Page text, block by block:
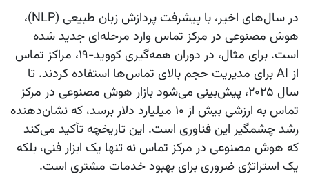
در سال‌های اخیر، با پیشرفت پردازش زبان طبیعی (NLP)،
هوش مصنوعی در مرکز تماس وارد مرحله‌ای جدید شده
است. برای مثال، در دوران همه‌گیری کووید-19، مراکز تماس
از AI برای مدیریت حجم بالای تماس‌ها استفاده کردند. تا
سال 2025، پیش‌بینی می‌شود بازار
هوش مصنوعی در مرکز
تماس
به ارزشی بیش از 10 میلیارد دلار برسد، که نشان‌دهنده
رشد چشمگیر این فناوری است. این تاریخچه تأکید می‌کند
که هوش مصنوعی در مرکز تماس نه تنها یک ابزار فنی، بلکه
یک استراتژی ضروری برای بهبود خدمات مشتری است.